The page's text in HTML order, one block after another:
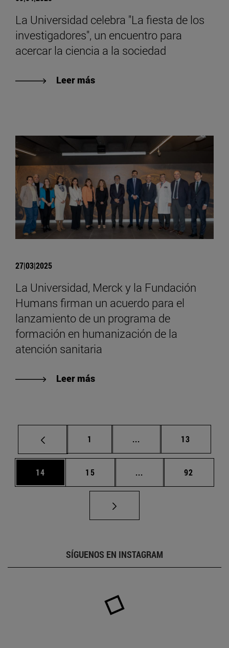
La Universidad celebra "La fiesta de los
investigadores", un encuentro para
acercar la ciencia a la sociedad
Leer más
27|03|2025
La Universidad, Merck y la Fundación
Humans firman un acuerdo para el
lanzamiento de un programa de
formación en humanización de la
atención sanitaria
Leer más
Página
1 ... Páginas intermedias
Página
13
Página
14 Página
15 ... Páginas intermedias
Página
92
SÍGUENOS EN INSTAGRAM